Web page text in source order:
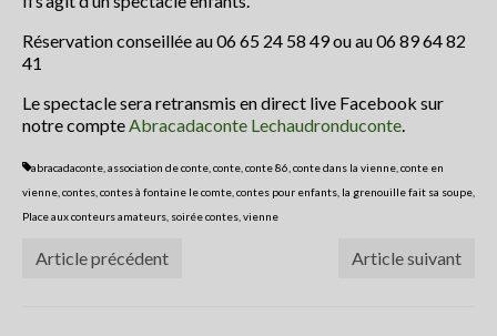
Réservation conseillée au 06 65 24 58 49 ou au 06 89 64 82
41
Le spectacle sera retransmis en direct live Facebook sur
notre compteAbracadaconte Lechaudronduconte.
abracadaconte association de conte conte conte 86 conte dans la vienne conte en
vienne contes contes à fontaine le comte contes pour enfants la grenouille fait sa soupe
Place aux conteurs amateurs soirée contes vienne
Article précédent Article suivant